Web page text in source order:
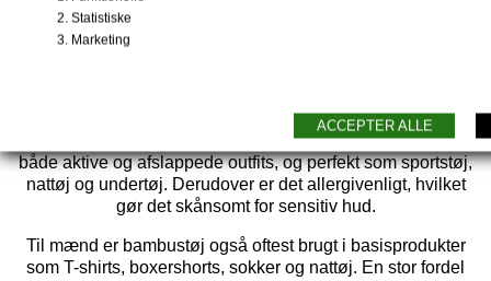
diabetes strømper, til både kvinder, mænd og børn, og så er
det kendt for at være både stilfuldt og miljøvenligt.
sportstøj. Stoffet har naturlige antibakterielle egenskaber, er
åndbart og fugt/sved absorberende, hvilket gør det ideelt til
både aktive og afslappede outfits, og perfekt som sportstøj,
nattøj og undertøj. Derudover er det allergivenligt, hvilket
gør det skånsomt for sensitiv hud.
Til mænd er bambustøj også oftest brugt i basisprodukter
som T-shirts, boxershorts, sokker og nattøj. En stor fordel
Statistiske
Marketing
ACCEPTER ALLE